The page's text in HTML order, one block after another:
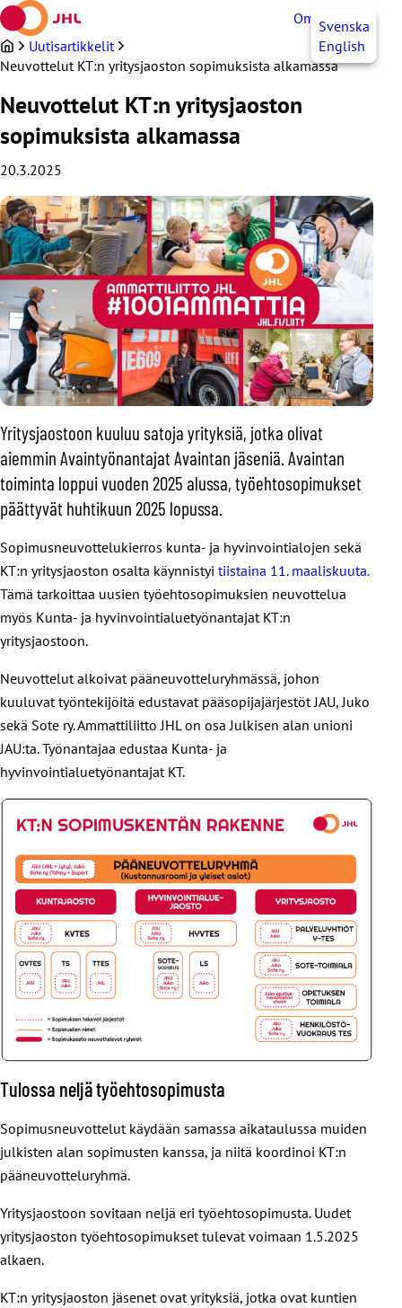
Siirry
sisältöön
OmaJHLSvenska
English
Uutisartikkelit
Neuvottelut KT:n yritysjaoston sopimuksista alkamassa
Neuvottelut KT:n yritysjaoston
sopimuksista alkamassa
20.3.2025
Yritysjaostoon kuuluu satoja yrityksiä, jotka olivat
aiemmin Avaintyönantajat Avaintan jäseniä. Avaintan
toiminta loppui vuoden 2025 alussa, työehtosopimukset
päättyvät huhtikuun 2025 lopussa.
Sopimusneuvottelukierros kunta- ja hyvinvointialojen sekä
KT:n yritysjaoston osalta käynnistyi tiistaina 11. maaliskuuta.
Tämä tarkoittaa uusien työehtosopimuksien neuvottelua
myös Kunta- ja hyvinvointialuetyönantajat KT:n
yritysjaostoon.
Neuvottelut alkoivat pääneuvotteluryhmässä, johon
kuuluvat työntekijöitä edustavat pääsopijajärjestöt JAU, Juko
sekä Sote ry. Ammattiliitto JHL on osa Julkisen alan unioni
JAU:ta. Työnantajaa edustaa Kunta- ja
hyvinvointialuetyönantajat KT.
Tulossa neljä työehtosopimusta
Sopimusneuvottelut käydään samassa aikataulussa muiden
julkisten alan sopimusten kanssa, ja niitä koordinoi KT:n
pääneuvotteluryhmä.
Yritysjaostoon sovitaan neljä eri työehtosopimusta. Uudet
yritysjaoston työehtosopimukset tulevat voimaan 1.5.2025
alkaen.
KT:n yritysjaoston jäsenet ovat yrityksiä, jotka ovat kuntien